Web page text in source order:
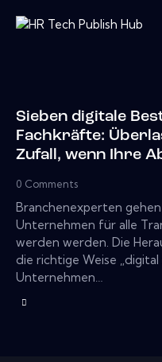
Sieben digitale
Fachkräfte:
Zufall, wenn Ihre
0 Comments
Branchenexperten
Unternehmen für alle
werden werden. Die
die richtige Weise
Unternehmen…